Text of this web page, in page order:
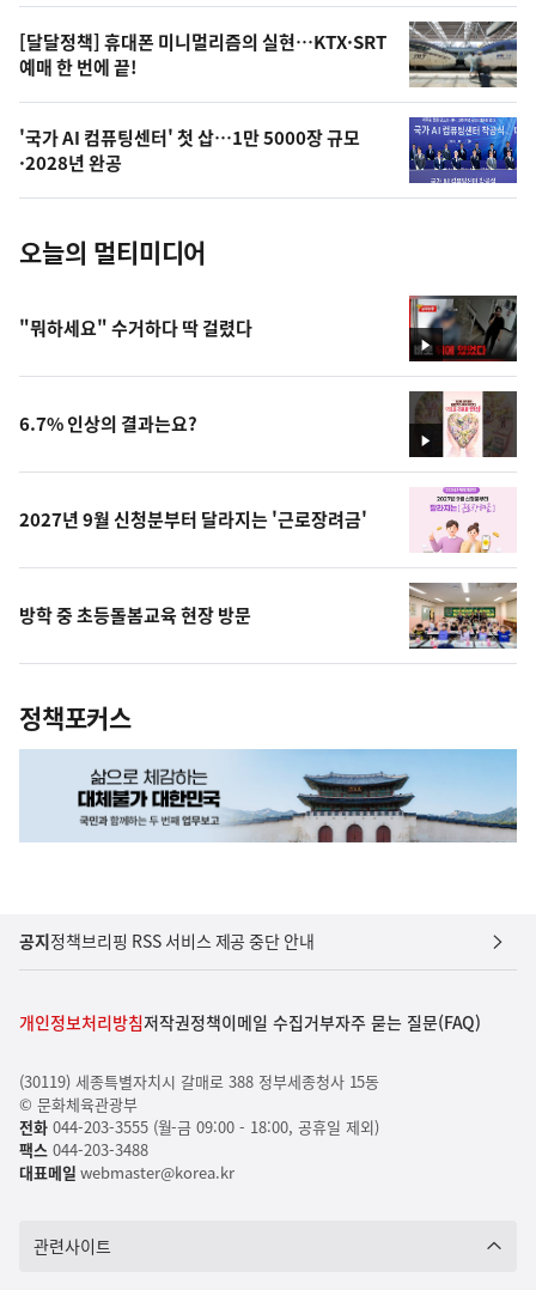
오
늘
의
사
진
[달달정책] 휴대폰 미니멀리즘의 실현…KTX·SRT
예매 한 번에 끝!
'국가 AI 컴퓨팅센터' 첫 삽…1만 5000장 규모
·2028년 완공
오늘의 멀티미디어
영
상
"뭐하세요" 수거하다 딱 걸렸다
영
상
6.7% 인상의 결과는요?
2027년 9월 신청분부터 달라지는 '근로장려금'
방학 중 초등돌봄교육 현장 방문
정책포커스
공지정책브리핑 RSS 서비스 제공 중단 안내
개인정보처리방침저작권정책이메일 수집거부자주 묻는 질문(FAQ)
(30119) 세종특별자치시 갈매로 388 정부세종청사 15동
© 문화체육관광부
전화044-203-3555 (월-금 09:00 - 18:00, 공휴일 제외)
팩스 044-203-3488
대표메일 webmaster@korea.kr
관련사이트